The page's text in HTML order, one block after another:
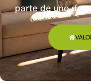
parte de uno de